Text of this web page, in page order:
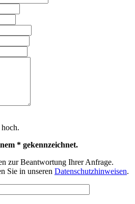
* gekennzeichnet.
zur Beantwortung Ihrer Anfrage.
Sie in unseren Datenschutzhinweisen.